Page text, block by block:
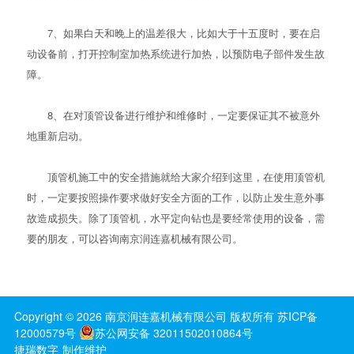
7、如果白天和晚上的温差很大，比如大于十五度时，要在启
动设备前，打开控制室加热系统进行加热，以预防电子部件发生故
障。
8、在对顶管设备进行维护和维修时，一定要保证其不被意外
地重新启动。
顶管机施工中的安全措施就给大家介绍到这里，在使用顶管机
时，一定要按照操作要求做好安全方面的工作，以防止发生意外事
故造成损失。除了顶管机，水平定向钻也是要经常使用的设备，需
要的朋友，可以咨询南京润连嘉机械有限公司。
Copyright © 2026 南京润连嘉机械有限公司 版权所有 苏ICP备
12000579号
苏公网安备 32011502010864号
捷瑞数字 制作维护